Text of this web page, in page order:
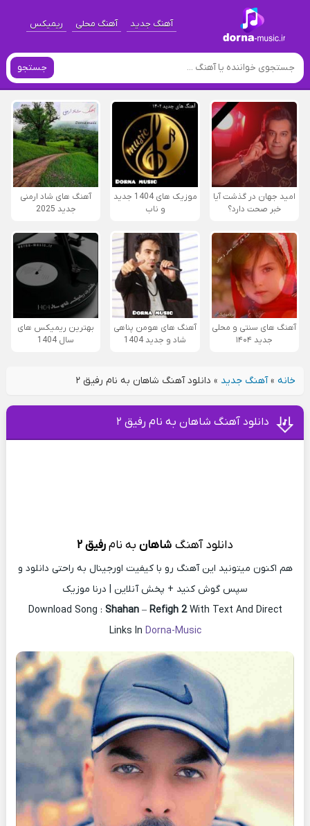
آهنگ جدید آهنگ محلی ریمیکس
جستجو
امید جهان در گذشت آیا
خبر صحت دارد؟
موزیک های 1404 جدید
و ناب
آهنگ های شاد ارمنی
جدید 2025
آهنگ های سنتی و محلی
جدید ۱۴۰۴
آهنگ های هومن پناهی
شاد و جدید 1404
بهترین ریمیکس های
سال 1404
خانه»آهنگ جدید » دانلود آهنگ شاهان به نام رفیق ۲
دانلود آهنگ شاهان به نام رفیق ۲
دانلود آهنگ شاهان به نامرفیق ۲
هم اکنون میتونید این آهنگ رو با کیفیت اورجینال به راحتی دانلود و
سپس گوش کنید + پخش آنلاین | درنا موزیک
Download Song : Shahan– Refigh 2With Text And Direct
Links In Dorna-Music